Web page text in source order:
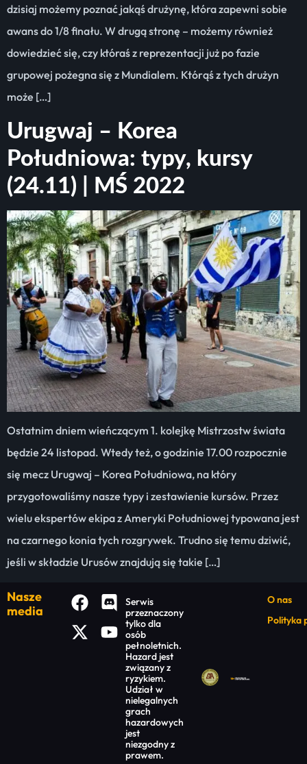
dzisiaj możemy poznać jakąś drużynę, która zapewni sobie
awans do 1/8 finału. W drugą stronę – możemy również
dowiedzieć się, czy któraś z reprezentacji już po fazie
grupowej pożegna się z Mundialem. Którąś z tych drużyn
może […]
Urugwaj – Korea
Południowa: typy, kursy
(24.11) | MŚ 2022
Ostatnim dniem wieńczącym 1. kolejkę Mistrzostw świata
będzie 24 listopad. Wtedy też, o godzinie 17.00 rozpocznie
się mecz Urugwaj – Korea Południowa, na który
przygotowaliśmy nasze typy i zestawienie kursów. Przez
wielu ekspertów ekipa z Ameryki Południowej typowana jest
na czarnego konia tych rozgrywek. Trudno się temu dziwić,
jeśli w składzie Urusów znajdują się takie […]
Nasze
media
Serwis
przeznaczony
tylko dla
osób
pełnoletnich.
Hazard jest
związany z
ryzykiem.
Udział w
nielegalnych
grach
hazardowych
jest
niezgodny z
prawem.
O nas
Polityka